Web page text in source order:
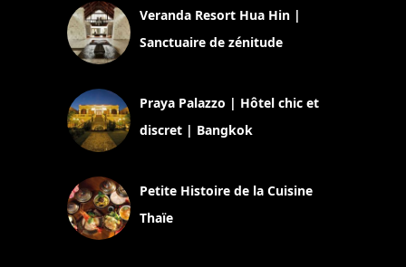
Veranda Resort Hua Hin |
Sanctuaire de zénitude
Praya Palazzo | Hôtel chic et
discret | Bangkok
Petite Histoire de la Cuisine
Thaïe